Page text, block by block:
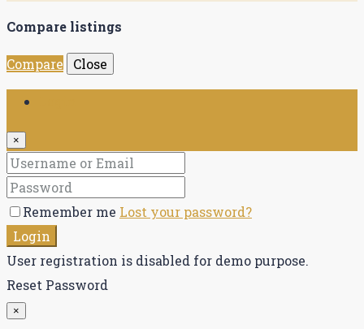
Compare listings
Compare Close
×
Remember me Lost your password?
Login
User registration is disabled for demo purpose.
Reset Password
×